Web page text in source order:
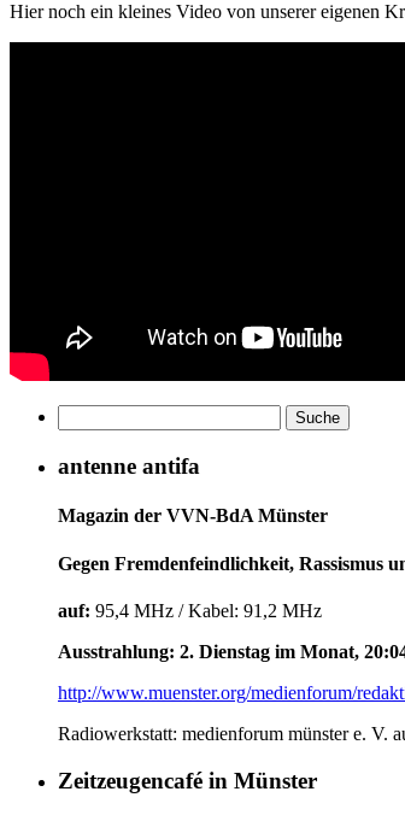
Hier noch ein kleines Video von unserer eigenen
antenne antifa
Magazin der VVN-BdA Münster
Gegen Fremdenfeindlichkeit, Rassismus
auf: 95,4 MHz / Kabel: 91,2 MHz
Ausstrahlung: 2. Dienstag im Monat,
http://www.muenster.org/medienforum/
Radiowerkstatt: medienforum münster e. V.
Zeitzeugencafé in Münster